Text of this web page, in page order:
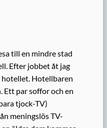
till en mindre stad
Efter jobbet åt jag
hotellet. Hotellbaren
Ett par soffor och en
tjock-TV)
meningslös TV-